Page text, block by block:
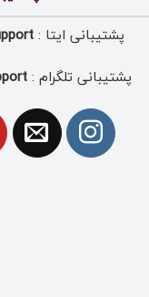
پشتیبانی ایتا :
پشتیبانی تلگرام :